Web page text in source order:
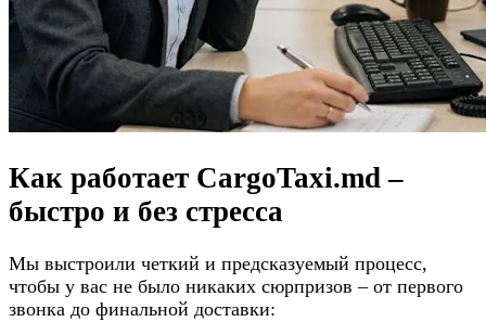
Как работает CargoTaxi.md –
быстро и без стресса
Мы выстроили четкий и предсказуемый процесс,
чтобы у вас не было никаких сюрпризов – от первого
звонка до финальной доставки: